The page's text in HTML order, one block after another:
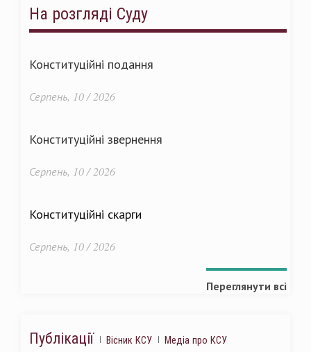
На розгляді Суду
Конституційні подання
Серпень, 10 / 2026
Конституційні звернення
Серпень, 10 / 2026
Конституційні скарги
Серпень, 10 / 2026
Переглянути всі
Публікації Вісник КСУ Медіа про КСУ